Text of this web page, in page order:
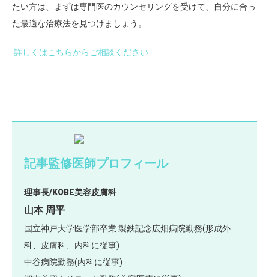
たい方は、まずは専門医のカウンセリングを受けて、自分に合っ
た最適な治療法を見つけましょう。
詳しくはこちらからご相談ください
記事監修医師プロフィール
理事長/KOBE美容皮膚科
山本 周平
国立神戸大学医学部卒業 製鉄記念広畑病院勤務(形成外
科、皮膚科、内科に従事)
中谷病院勤務(内科に従事)